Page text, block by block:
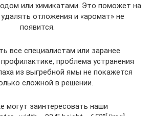
или химикатами. Это поможет на
отложения и «аромат» не
появится.
все специалистам или заранее
проблема устранения
из выгребной ямы не покажется
сложной в решении.
могут заинтересовать наши